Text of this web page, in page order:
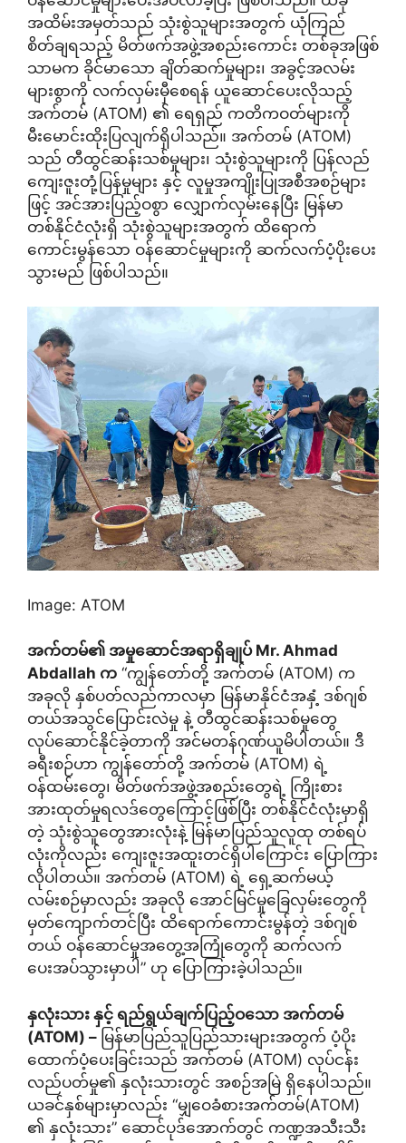
အထိမ်းအမှတ်သည် သုံးစွဲသူများအတွက် ယုံကြည်
စိတ်ချရသည့် မိတ်ဖက်အဖွဲ့အစည်းကောင်း တစ်ခုအဖြစ်
သာမက ခိုင်မာသော ချိတ်ဆက်မှုများ၊ အခွင့်အလမ်း
များစွာကို လက်လှမ်းမှီစေရန် ယူဆောင်ပေးလိုသည့်
အက်တမ် (ATOM) ၏ ရေရှည် ကတိကဝတ်များကို
မီးမောင်းထိုးပြလျက်ရှိပါသည်။ အက်တမ် (ATOM)
သည် တီထွင်ဆန်းသစ်မှုများ၊ သုံးစွဲသူများကို ပြန်လည်
ကျေးဇူးတုံ့ပြန်မှုများ နှင့် လူမှုအကျိုးပြုအစီအစဉ်များ
ဖြင့် အင်အားပြည့်ဝစွာ လျှောက်လှမ်းနေပြီး မြန်မာ
တစ်နိုင်ငံလုံးရှိ သုံးစွဲသူများအတွက် ထိရောက်
ကောင်းမွန်သော ဝန်ဆောင်မှုများကို ဆက်လက်ပံ့ပိုးပေး
သွားမည် ဖြစ်ပါသည်။
Image: ATOM
အက်တမ်၏ အမှုဆောင်အရာရှိချုပ် Mr. Ahmad
Abdallah က “ကျွန်တော်တို့ အက်တမ် (ATOM) က
အခုလို နှစ်ပတ်လည်ကာလမှာ မြန်မာနိုင်ငံအနှံ့ ဒစ်ဂျစ်
တယ်အသွင်ပြောင်းလဲမှု နဲ့ တီထွင်ဆန်းသစ်မှုတွေ
လုပ်ဆောင်နိုင်ခဲ့တာကို အင်မတန်ဂုဏ်ယူမိပါတယ်။ ဒီ
ခရီးစဉ်ဟာ ကျွန်တော်တို့ အက်တမ် (ATOM) ရဲ့
ဝန်ထမ်းတွေ၊ မိတ်ဖက်အဖွဲ့အစည်းတွေရဲ့ ကြိုးစား
အားထုတ်မှုရလဒ်တွေကြောင့်ဖြစ်ပြီး တစ်နိုင်ငံလုံးမှာရှိ
တဲ့ သုံးစွဲသူတွေအားလုံးနဲ့ မြန်မာပြည်သူလူထု တစ်ရပ်
လုံးကိုလည်း ကျေးဇူးအထူးတင်ရှိပါကြောင်း ပြောကြား
လိုပါတယ်။ အက်တမ် (ATOM) ရဲ့ ရှေ့ဆက်မယ့်
လမ်းစဉ်မှာလည်း အခုလို အောင်မြင်မှုခြေလှမ်းတွေကို
မှတ်ကျောက်တင်ပြီး ထိရောက်ကောင်းမွန်တဲ့ ဒစ်ဂျစ်
တယ် ဝန်ဆောင်မှုအတွေ့အကြုံတွေကို ဆက်လက်
ပေးအပ်သွားမှာပါ” ဟု ပြောကြားခဲ့ပါသည်။
နှလုံးသား နှင့် ရည်ရွယ်ချက်ပြည့်ဝသော အက်တမ်
(ATOM) – မြန်မာပြည်သူပြည်သားများအတွက် ပံ့ပိုး
ထောက်ပံ့ပေးခြင်းသည် အက်တမ် (ATOM) လုပ်ငန်း
လည်ပတ်မှု၏ နှလုံးသားတွင် အစဉ်အမြဲ ရှိနေပါသည်။
ယခင်နှစ်များမှာလည်း “မျှဝေခံစားအက်တမ်(ATOM)
၏ နှလုံးသား” ဆောင်ပုဒ်အောက်တွင် ကဏ္ဍအသီးသီး